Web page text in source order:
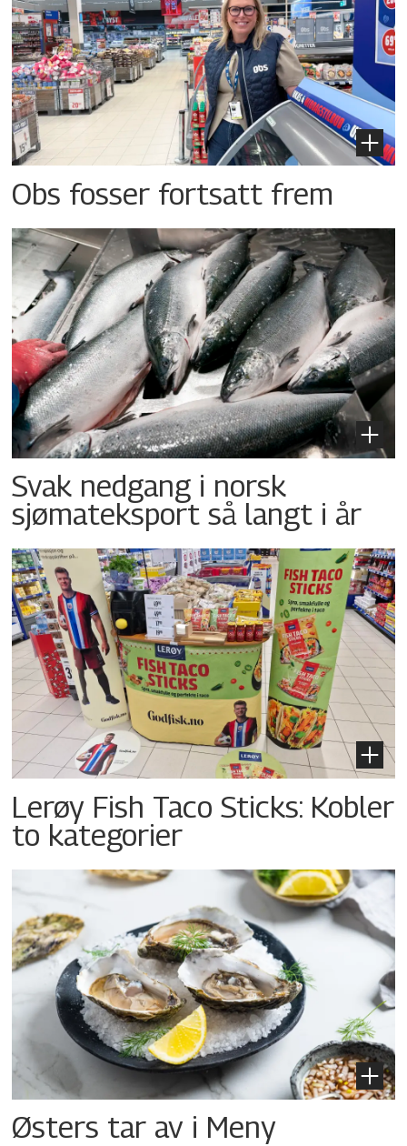
Obs fosser fortsatt frem
Svak nedgang i norsk
sjømateksport så langt i år
Lerøy Fish Taco Sticks: Kobler
to kategorier
Østers tar av i Meny